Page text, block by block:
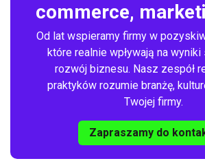
commerce,
Od lat wspieramy firmy w
które realnie wpływają na
rozwój biznesu. Nasz zespół
praktyków rozumie branżę,
Twojej firmy.
Zapraszamy do